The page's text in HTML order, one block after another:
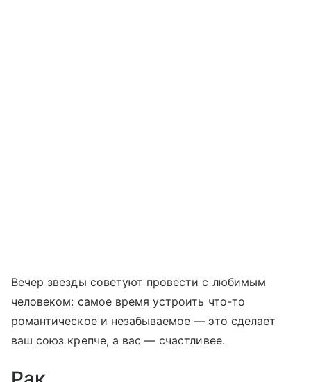
Вечер звезды советуют провести с любимым
человеком: самое время устроить что-то
романтическое и незабываемое — это сделает
ваш союз крепче, а вас — счастливее.